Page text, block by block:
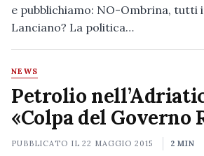
e pubblichiamo: NO-Ombrina, tutti
Lanciano? La politica…
NEWS
Petrolio
«Colpa del Governo
PUBBLICATO IL22 MAGGIO 2015 2 MIN